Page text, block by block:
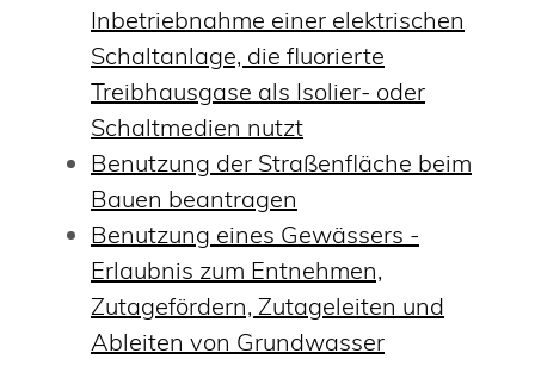
Inbetriebnahme einer elektrischen
Schaltanlage, die fluorierte
Treibhausgase als Isolier- oder
Schaltmedien nutzt
Benutzung der Straßenfläche beim
Bauen beantragen
Benutzung eines Gewässers -
Erlaubnis zum Entnehmen,
Zutagefördern, Zutageleiten und
Ableiten von Grundwasser